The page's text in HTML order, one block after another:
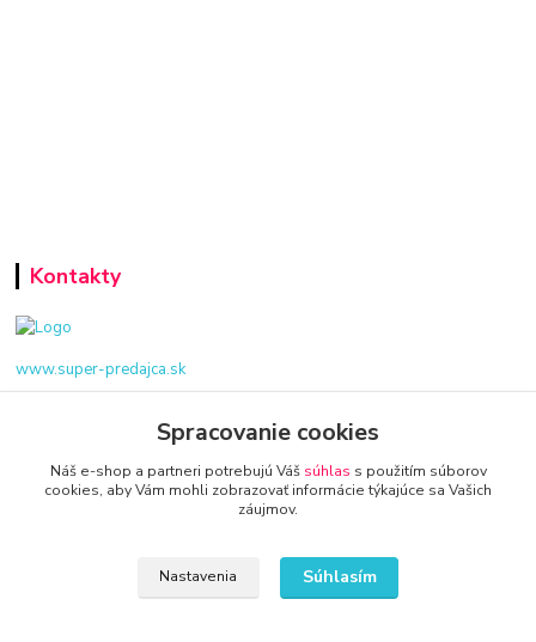
Kontakty
www.super-predajca.sk
info@kamenik.sk
Spracovanie cookies
Náš e-shop a partneri potrebujú Váš súhlas s použitím súborov
cookies, aby Vám mohli zobrazovať informácie týkajúce sa Vašich
záujmov.
Nastavenia Súhlasím